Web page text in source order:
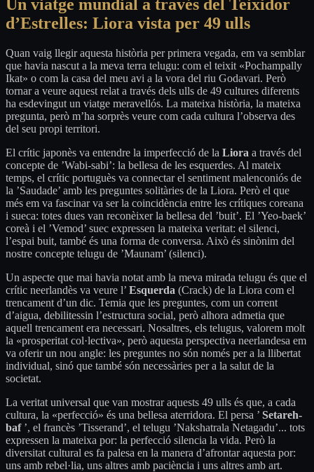
Un viatge mundial a través del Teixidor
d’Estrelles: Liora vista per 49 ulls
Quan vaig llegir aquesta història per primera vegada, em va semblar
que havia nascut a la meva terra telugu: com el teixit «Pochampally
Ikat» o com la casa del meu avi a la vora del riu Godavari. Però
tornar a veure aquest relat a través dels ulls de 49 cultures diferents
ha esdevingut un viatge meravellós. La mateixa història, la mateixa
pregunta, però m’ha sorprès veure com cada cultura l’observa des
del seu propi territori.
El crític japonès va entendre la imperfecció de la Liora a través del
concepte de ’Wabi-sabi’: la bellesa de les esquerdes. Al mateix
temps, el crític portuguès va connectar el sentiment malenconiós de
la ’Saudade’ amb les preguntes solitàries de la Liora. Però el que
més em va fascinar va ser la coincidència entre les crítiques coreana
i sueca: totes dues van reconèixer la bellesa del ’buit’. El ’Yeo-baek’
coreà i el ’Vemod’ suec expressen la mateixa veritat: el silenci,
l’espai buit, també és una forma de conversa. Això és sinònim del
nostre concepte telugu de ’Maunam’ (silenci).
Un aspecte que mai havia notat amb la meva mirada telugu és que el
crític neerlandès va veure l’ Esquerda (Crack) de la Liora com el
trencament d’un dic. Temia que les preguntes, com un corrent
d’aigua, debilitessin l’estructura social, però alhora admetia que
aquell trencament era necessari. Nosaltres, els telugus, valorem molt
la «prosperitat col·lectiva», però aquesta perspectiva neerlandesa em
va oferir un nou angle: les preguntes no són només per a la llibertat
individual, sinó que també són necessàries per a la salut de la
societat.
La veritat universal que van mostrar aquests 49 ulls és que, a cada
cultura, la «perfecció» és una bellesa aterridora. El persa ’ Setareh-
baf ’, el francès ’Tisserand’, el telugu ’Nakshatrala Netagadu’... tots
expressen la mateixa por: la perfecció silencia la vida. Però la
diversitat cultural es fa palesa en la manera d’afrontar aquesta por:
uns amb rebel·lia, uns altres amb paciència i uns altres amb art.